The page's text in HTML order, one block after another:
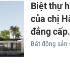
Biệt thự
của chị
đẳng
Bất động sản